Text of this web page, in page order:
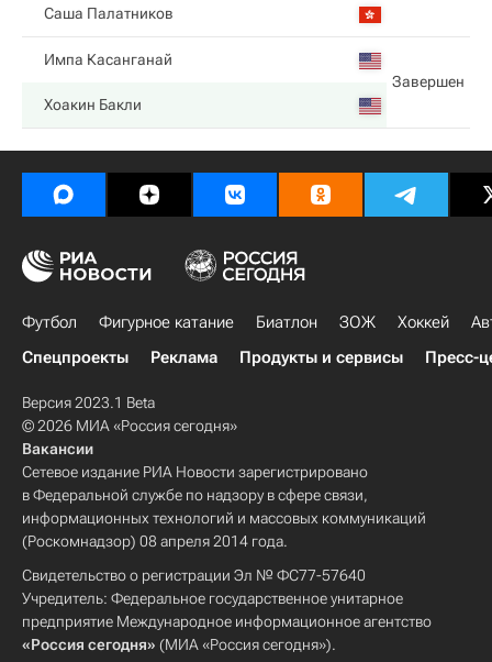
Саша Палатников
Импа Касанганай
Завершен
Хоакин Бакли
Футбол Фигурное катание Биатлон ЗОЖ Хоккей
Спецпроекты
Реклама Продукты и сервисы Пресс-
Версия 2023.1 Beta
© 2026 МИА «Россия сегодня»
Вакансии
Сетевое издание РИА Новости зарегистрировано
в Федеральной службе по надзору в сфере связи,
информационных технологий и массовых коммуникаций
(Роскомнадзор) 08 апреля 2014 года.
Свидетельство о регистрации Эл № ФС77-57640
Учредитель: Федеральное государственное унитарное
предприятие Международное информационное агентство
«Россия сегодня» (МИА «Россия сегодня»).